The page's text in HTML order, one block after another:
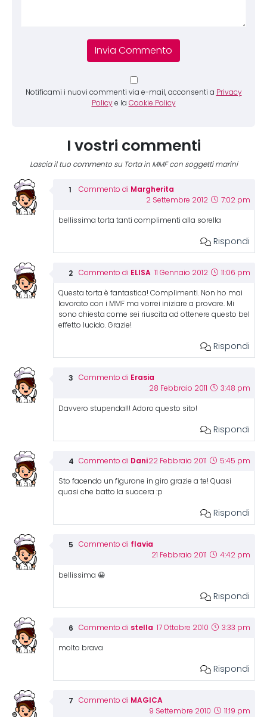
Notificami i nuovi commenti via e-mail, acconsenti a Privacy
Policy e la Cookie Policy
I vostri commenti
Lascia il tuo commento su Torta in MMF con soggetti marini
Commento di Margherita
2 Settembre 2012 7:02 pm
bellissima torta tanti complimenti alla sorella
Rispondi
Commento di ELISA 11 Gennaio 2012 11:06 pm
Questa torta è fantastica! Complimenti. Non ho mai
lavorato con i MMF ma vorrei iniziare a provare. Mi
sono chiesta come sei riuscita ad ottenere questo bel
effetto lucido. Grazie!
Rispondi
Commento di Erasia
28 Febbraio 2011 3:48 pm
Davvero stupenda!!! Adoro questo sito!
Rispondi
Commento di Dani22 Febbraio 2011 5:45 pm
Sto facendo un figurone in giro grazie a te! Quasi
quasi che batto la suocera :p
Rispondi
Commento di flavia
21 Febbraio 2011 4:42 pm
bellissima 😀
Rispondi
Commento di stella 17 Ottobre 2010 3:33 pm
molto brava
Rispondi
Commento di MAGICA
9 Settembre 2010 11:19 pm